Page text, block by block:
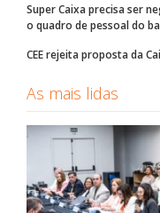
Super Caixa precisa ser
o quadro de pessoal do
CEE rejeita proposta da
As mais lidas